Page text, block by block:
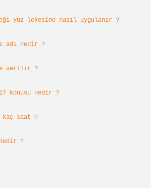
yüz lekesine nasıl uygulanır ?
adı nedir ?
verilir ?
konusu nedir ?
kaç saat ?
?